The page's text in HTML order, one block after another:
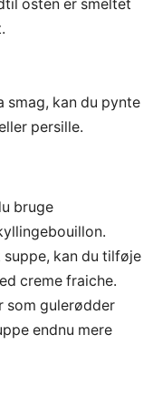
osten er smeltet
smag, kan du pynte
persille.
bruge
suppe, kan du tilføje
creme fraiche.
som gulerødder
endnu mere